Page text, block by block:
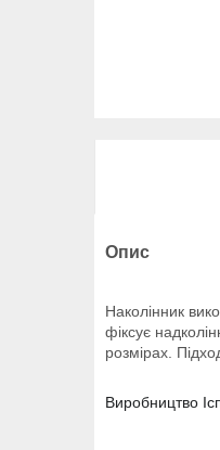
Опис
Наколінник
фіксує
розмірах.
Виробництво